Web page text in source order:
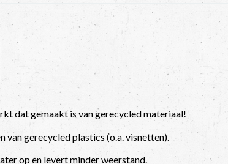
dat gemaakt is van gerecycled materiaal!
gerecycled plastics (o.a. visnetten).
op en levert minder weerstand.